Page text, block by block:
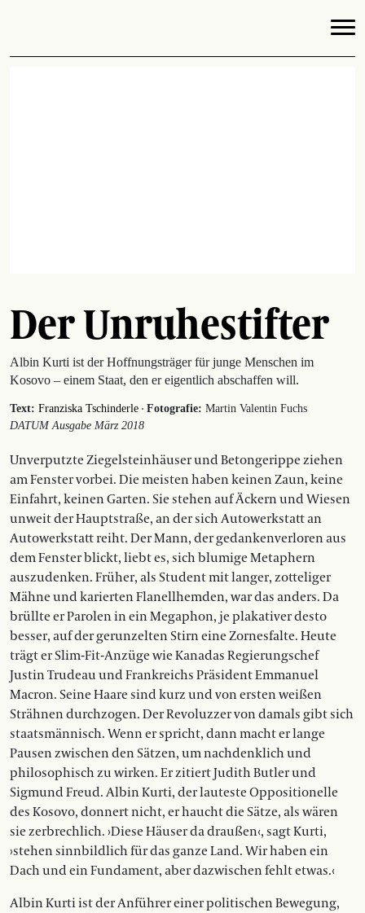
Der Unruhestifter
Albin Kurti ist der Hoffnungsträger für junge Menschen im
Kosovo – einem Staat, den er eigentlich abschaffen will.
Text: Franziska Tschinderle · Fotografie: Martin Valentin Fuchs
DATUM Ausgabe März 2018
Unverputzte Ziegelsteinhäuser und Betongerippe ziehen
am Fenster vorbei. Die meisten haben keinen Zaun, keine
Einfahrt, keinen Garten. Sie stehen auf Äckern und Wiesen
unweit der Hauptstraße, an der sich Autowerkstatt an
Autowerkstatt reiht. Der Mann, der gedankenverloren aus
dem Fenster blickt, liebt es, sich blumige Metaphern
auszudenken. Früher, als Student mit langer, zotteliger
Mähne und karierten Flanellhemden, war das anders. Da
brüllte er Parolen in ein Megaphon, je plakativer desto
besser, auf der gerunzelten Stirn eine Zornesfalte. Heute
trägt er Slim-Fit-Anzüge wie Kanadas Regierungschef
Justin Trudeau und Frankreichs Präsident Emmanuel
Macron. Seine Haare sind kurz und von ersten weißen
Strähnen durchzogen. Der Revoluzzer von damals gibt sich
staatsmännisch. Wenn er spricht, dann macht er lange
Pausen zwischen den Sätzen, um nachdenklich und
philosophisch zu wirken. Er zitiert Judith Butler und
Sigmund Freud. Albin Kurti, der lauteste Oppositionelle
des Kosovo, donnert nicht, er haucht die Sätze, als wären
sie zerbrechlich. ›Diese Häuser da draußen‹, sagt Kurti,
›stehen sinnbildlich für das ganze Land. Wir haben ein
Dach und ein Fundament, aber dazwischen fehlt etwas.‹
Albin Kurti ist der Anführer einer politischen Bewegung,